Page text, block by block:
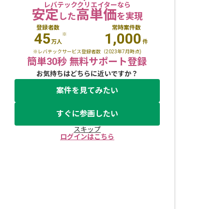
レバテッククリエイターなら
安定した高単価を実現
登録者数
45万人
※
常時案件数
1,000 件
※レバテックサービス登録者数（2023年7月時点)
簡単30秒 無料サポート登録
お気持ちはどちらに近いですか？
案件を見てみたい
すぐに参画したい
スキップ
ログインはこちら